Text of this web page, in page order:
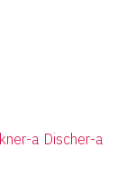
a Discher-a